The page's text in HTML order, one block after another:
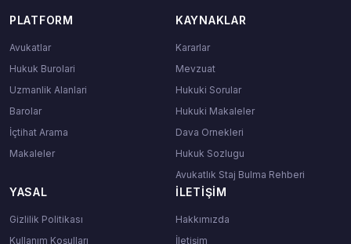
PLATFORM
Avukatlar
Hukuk Burolari
Uzmanlik Alanlari
Barolar
İçtihat Arama
Makaleler
KAYNAKLAR
Kararlar
Mevzuat
Hukuki Sorular
Hukuki Makaleler
Dava Ornekleri
Hukuk Sozlugu
Avukatlık Staj Bulma Rehberi
YASAL
Gizlilik Politikası
Kullanım Koşulları
İLETIŞIM
Hakkımızda
İletişim